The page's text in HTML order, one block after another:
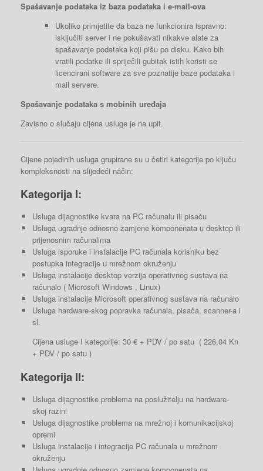
Spašavanje podataka iz baza podataka i e-mail-ova
Ukoliko primjetite da baza ne funkcionira ispravno:
isključiti server i ne pokušavati nikakve alate za
spašavanje podataka koji pišu po disku. Kako bih
vratili podatke ili spriječili gubitak istih koristi se
licencirani software za sve poznatije baze podataka i
mail servere.
Spašavanje podataka s mobinih uređaja
Zavisno o slučaju cijena usluge je na upit.
Cijene pojedinih usluga grupirane su u četiri kategorije po ključu
kompleksnosti na slijedeći način:
Kategorija I:
Usluga dijagnostike kvara na PC računalu ili pisaču
Usluga ugradnje odnosno zamjene komponenata u desktop ili
prijenosnim računalima
Usluga isporuke i instalacije PC računala korisniku bez
postupka integracije u mrežnom okruženju
Usluga instalacije desktop verzija operativnog sustava na
računalo ( Microsoft Windows , Linux)
Usluga instalacije Microsoft operativnog sustava na računalo
Usluga hardware-skog popravka računala, pisača, scanner-a i
sl.
Cijena usluge I kategorije: 30 € + PDV / po satu ( 226,04 Kn
+ PDV / po satu )
Kategorija II:
Usluga dijagnostike problema na poslužitelju na hardware-
skoj razini
Usluga dijagnostike problema na mrežnoj i komunikacijskoj
opremi
Usluga instalacije i integracije PC računala u mrežnom
okruženju